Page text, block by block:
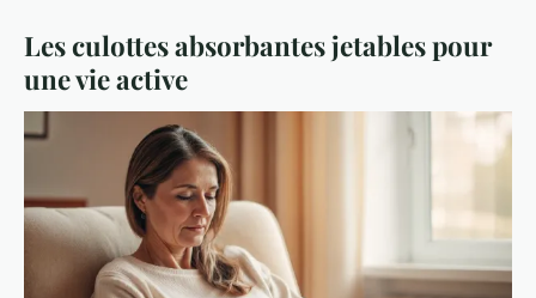
Les culottes absorbantes jetables pour
une vie active